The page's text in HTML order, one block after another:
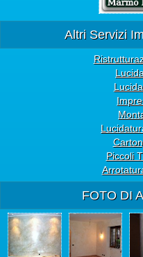
Altri Servizi
Piccoli
FOTO DI